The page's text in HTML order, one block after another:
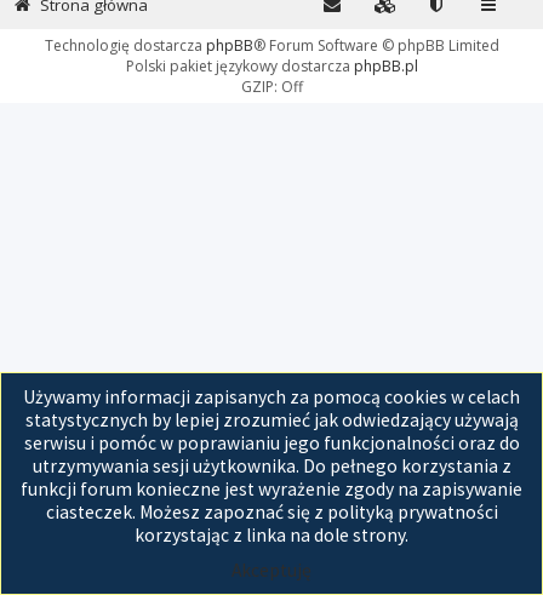
Używamy informacji zapisanych za pomocą cookies w celach
statystycznych by lepiej zrozumieć jak odwiedzający używają
serwisu i pomóc w poprawianiu jego funkcjonalności oraz do
utrzymywania sesji użytkownika. Do pełnego korzystania z
funkcji forum konieczne jest wyrażenie zgody na zapisywanie
ciasteczek. Możesz zapoznać się z polityką prywatności
korzystając z linka na dole strony.
Akceptuję
Strona główna
Technologię dostarcza phpBB® Forum Software © phpBB Limited
Polski pakiet językowy dostarcza phpBB.pl
GZIP: Off